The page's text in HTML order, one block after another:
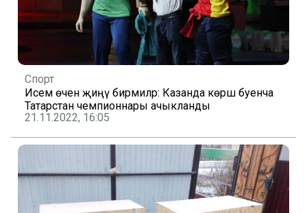
Спорт
Исем өчен җиңү бирмиләр: Казанда көрәш буенча
Татарстан чемпионнары ачыкланды
21.11.2022, 16:05